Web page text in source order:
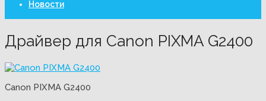
Новости
Драйвер для Canon PIXMA G2400
Canon PIXMA G2400